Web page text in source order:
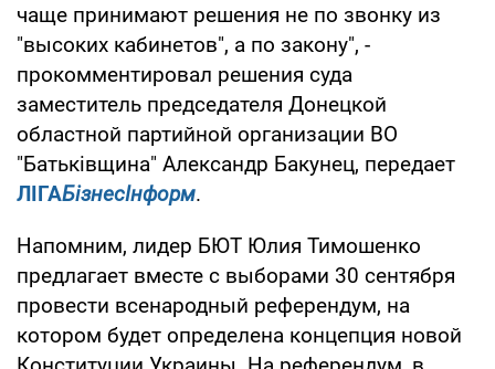
чаще принимают решения не по звонку из
"высоких кабинетов", а по закону", -
прокомментировал решения суда
заместитель председателя Донецкой
областной партийной организации ВО
"Батьківщина" Александр Бакунец, передает
ЛIГАБiзнесIнформ.
Напомним, лидер БЮТ Юлия Тимошенко
предлагает вместе с выборами 30 сентября
провести всенародный референдум, на
котором будет определена концепция новой